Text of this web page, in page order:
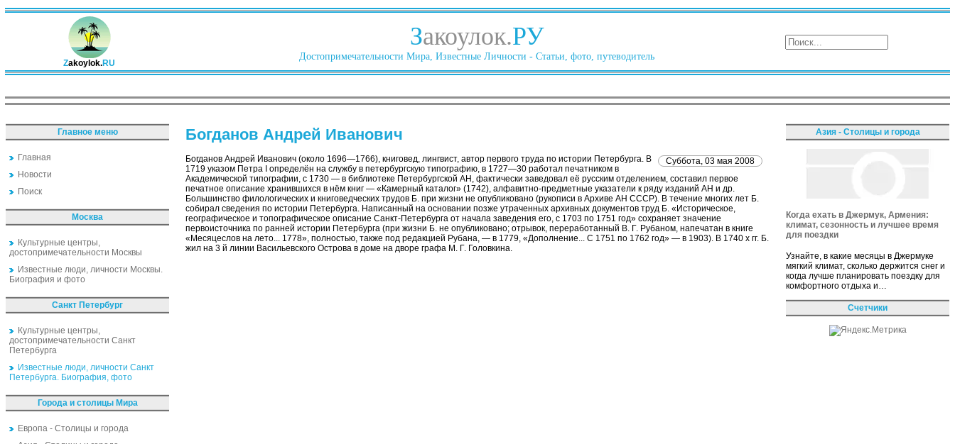
Zakoylok.RU
Закоулок.РУ
Достопримечательности Мира, Известные Личности - Статьи, фото, путеводитель
Главное меню
Главная
Новости
Поиск
Москва
Культурные центры,
достопримечательности Москвы
Известные люди, личности Москвы.
Биография и фото
Санкт Петербург
Культурные центры,
достопримечательности Санкт
Петербурга
Известные люди, личности Санкт
Петербурга. Биография, фото
Города и столицы Мира
Европа - Столицы и города
Богданов Андрей Иванович
Суббота, 03 мая 2008
Богданов Андрей Иванович (около 1696—1766), книговед, лингвист, автор первого труда по истории Петербурга. В
1719 указом Петра I определён на службу в петербургскую типографию, в 1727—30 работал печатником в
Академической типографии, с 1730 — в библиотеке Петербургской АН, фактически заведовал её русским отделением, составил первое
печатное описание хранившихся в нём книг — «Камерный каталог» (1742), алфавитно-предметные указатели к ряду изданий АН и др.
Большинство филологических и книговедческих трудов Б. при жизни не опубликовано (рукописи в Архиве АН СССР). В течение многих лет Б.
собирал сведения по истории Петербурга. Написанный на основании позже утраченных архивных документов труд Б. «Историческое,
географическое и топографическое описание Санкт-Петербурга от начала заведения его, с 1703 по 1751 год» сохраняет значение
первоисточника по ранней истории Петербурга (при жизни Б. не опубликовано; отрывок, переработанный В. Г. Рубаном, напечатан в книге
«Месяцеслов на лето... 1778», полностью, также под редакцией Рубана, — в 1779, «Дополнение... С 1751 по 1762 год» — в 1903). В 1740 х гг. Б.
жил на 3 й линии Васильевского Острова в доме на дворе графа М. Г. Головкина.
Азия - Столицы и города
Когда ехать в Джермук, Армения:
климат, сезонность и лучшее время
для поездки
Узнайте, в какие месяцы в Джермуке
мягкий климат, сколько держится снег и
когда лучше планировать поездку для
комфортного отдыха и…
Счетчики